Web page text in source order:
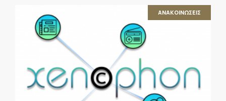
ΑΝΑΚΟΙΝΩΣΕΙΣ